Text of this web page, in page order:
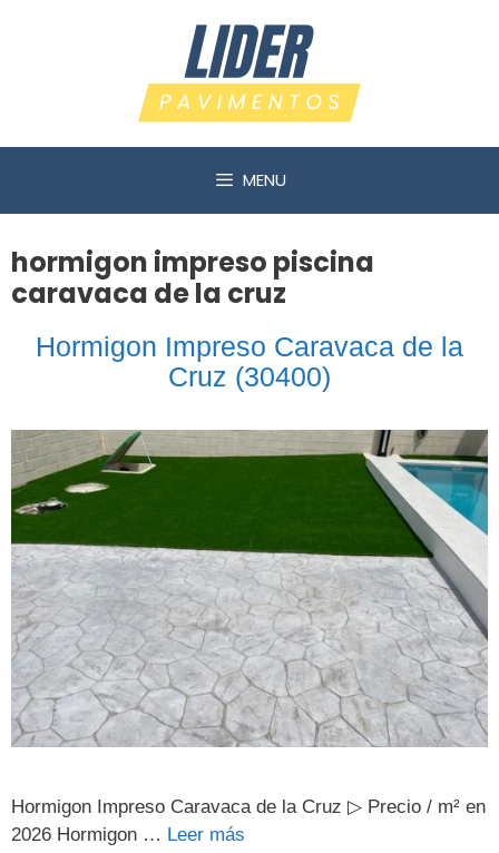
MENU
hormigon impreso piscina
caravaca de la cruz
Hormigon Impreso Caravaca de la
Cruz (30400)
Hormigon Impreso Caravaca de la Cruz ▷ Precio / m² en
2026 Hormigon … Leer más